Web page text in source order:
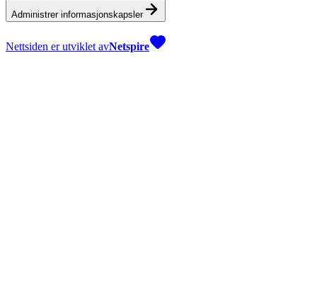
Administrer informasjonskapsler
Nettsiden er utviklet avNetspire